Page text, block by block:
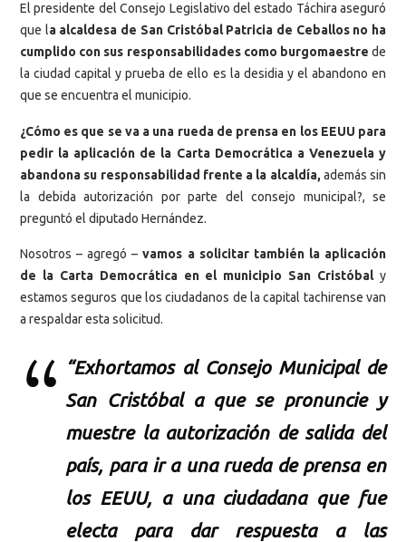
El presidente del Consejo Legislativo del estado Táchira aseguró
que la alcaldesa de San Cristóbal Patricia de Ceballos no ha
cumplido con sus responsabilidades como burgomaestre de
la ciudad capital y prueba de ello es la desidia y el abandono en
que se encuentra el municipio.
¿Cómo es que se va a una rueda de prensa en los EEUU para
pedir la aplicación de la Carta Democrática a Venezuela y
abandona su responsabilidad frente a la alcaldía, además sin
la debida autorización por parte del consejo municipal?, se
preguntó el diputado Hernández.
Nosotros – agregó –vamos a solicitar también la aplicación
de la Carta Democrática en el municipio San Cristóbaly
estamos seguros que los ciudadanos de la capital tachirense van
a respaldar esta solicitud.
“Exhortamos al Consejo Municipal de
San Cristóbal a que se pronuncie y
muestre la autorización de salida del
país, para ir a una rueda de prensa en
los EEUU, a una ciudadana que fue
electa para dar respuesta a las